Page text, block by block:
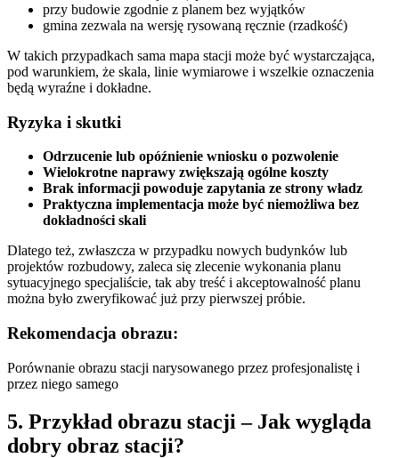
przy budowie zgodnie z planem bez wyjątków
gmina zezwala na wersję rysowaną ręcznie (rzadkość)
W takich przypadkach sama mapa stacji może być wystarczająca,
pod warunkiem, że skala, linie wymiarowe i wszelkie oznaczenia
będą wyraźne i dokładne.
Ryzyka i skutki
Odrzucenie lub opóźnienie wniosku o pozwolenie
Wielokrotne naprawy zwiększają ogólne koszty
Brak informacji powoduje zapytania ze strony władz
Praktyczna implementacja może być niemożliwa bez
dokładności skali
Dlatego też, zwłaszcza w przypadku nowych budynków lub
projektów rozbudowy, zaleca się zlecenie wykonania planu
sytuacyjnego specjaliście, tak aby treść i akceptowalność planu
można było zweryfikować już przy pierwszej próbie.
Rekomendacja obrazu:
Porównanie obrazu stacji narysowanego przez profesjonalistę i
przez niego samego
5. Przykład obrazu stacji – Jak wygląda
dobry obraz stacji?